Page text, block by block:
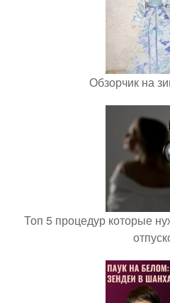
Обзорчик на
Топ 5 процедур которые